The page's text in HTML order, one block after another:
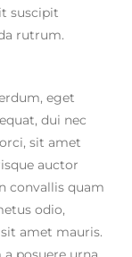
suscipit
rutrum.
eget
dui nec
sit amet
auctor
convallis quam
odio,
amet mauris.